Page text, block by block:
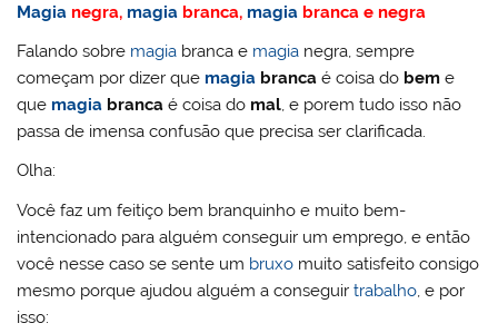
ai
l
h
o
o
M
l
itt
er
c
e
b
o
k
er
e
st
k
e
dI
n
at
s
A
p
lo
o
k.
c
m
d
Pr
e
ss
r
Magia negra, magia branca, magia branca e negra
Falando sobre magia branca e magia negra, sempre
começam por dizer que magia branca é coisa do bem e
que magia branca é coisa do mal, e porem tudo isso não
passa de imensa confusão que precisa ser clarificada.
Olha:
Você faz um feitiço bem branquinho e muito bem-
intencionado para alguém conseguir um emprego, e então
você nesse caso se sente um bruxo muito satisfeito consigo
mesmo porque ajudou alguém a conseguirtrabalho, e por
isso: